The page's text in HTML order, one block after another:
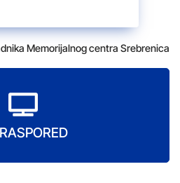
Memorijalnog centra Srebrenica